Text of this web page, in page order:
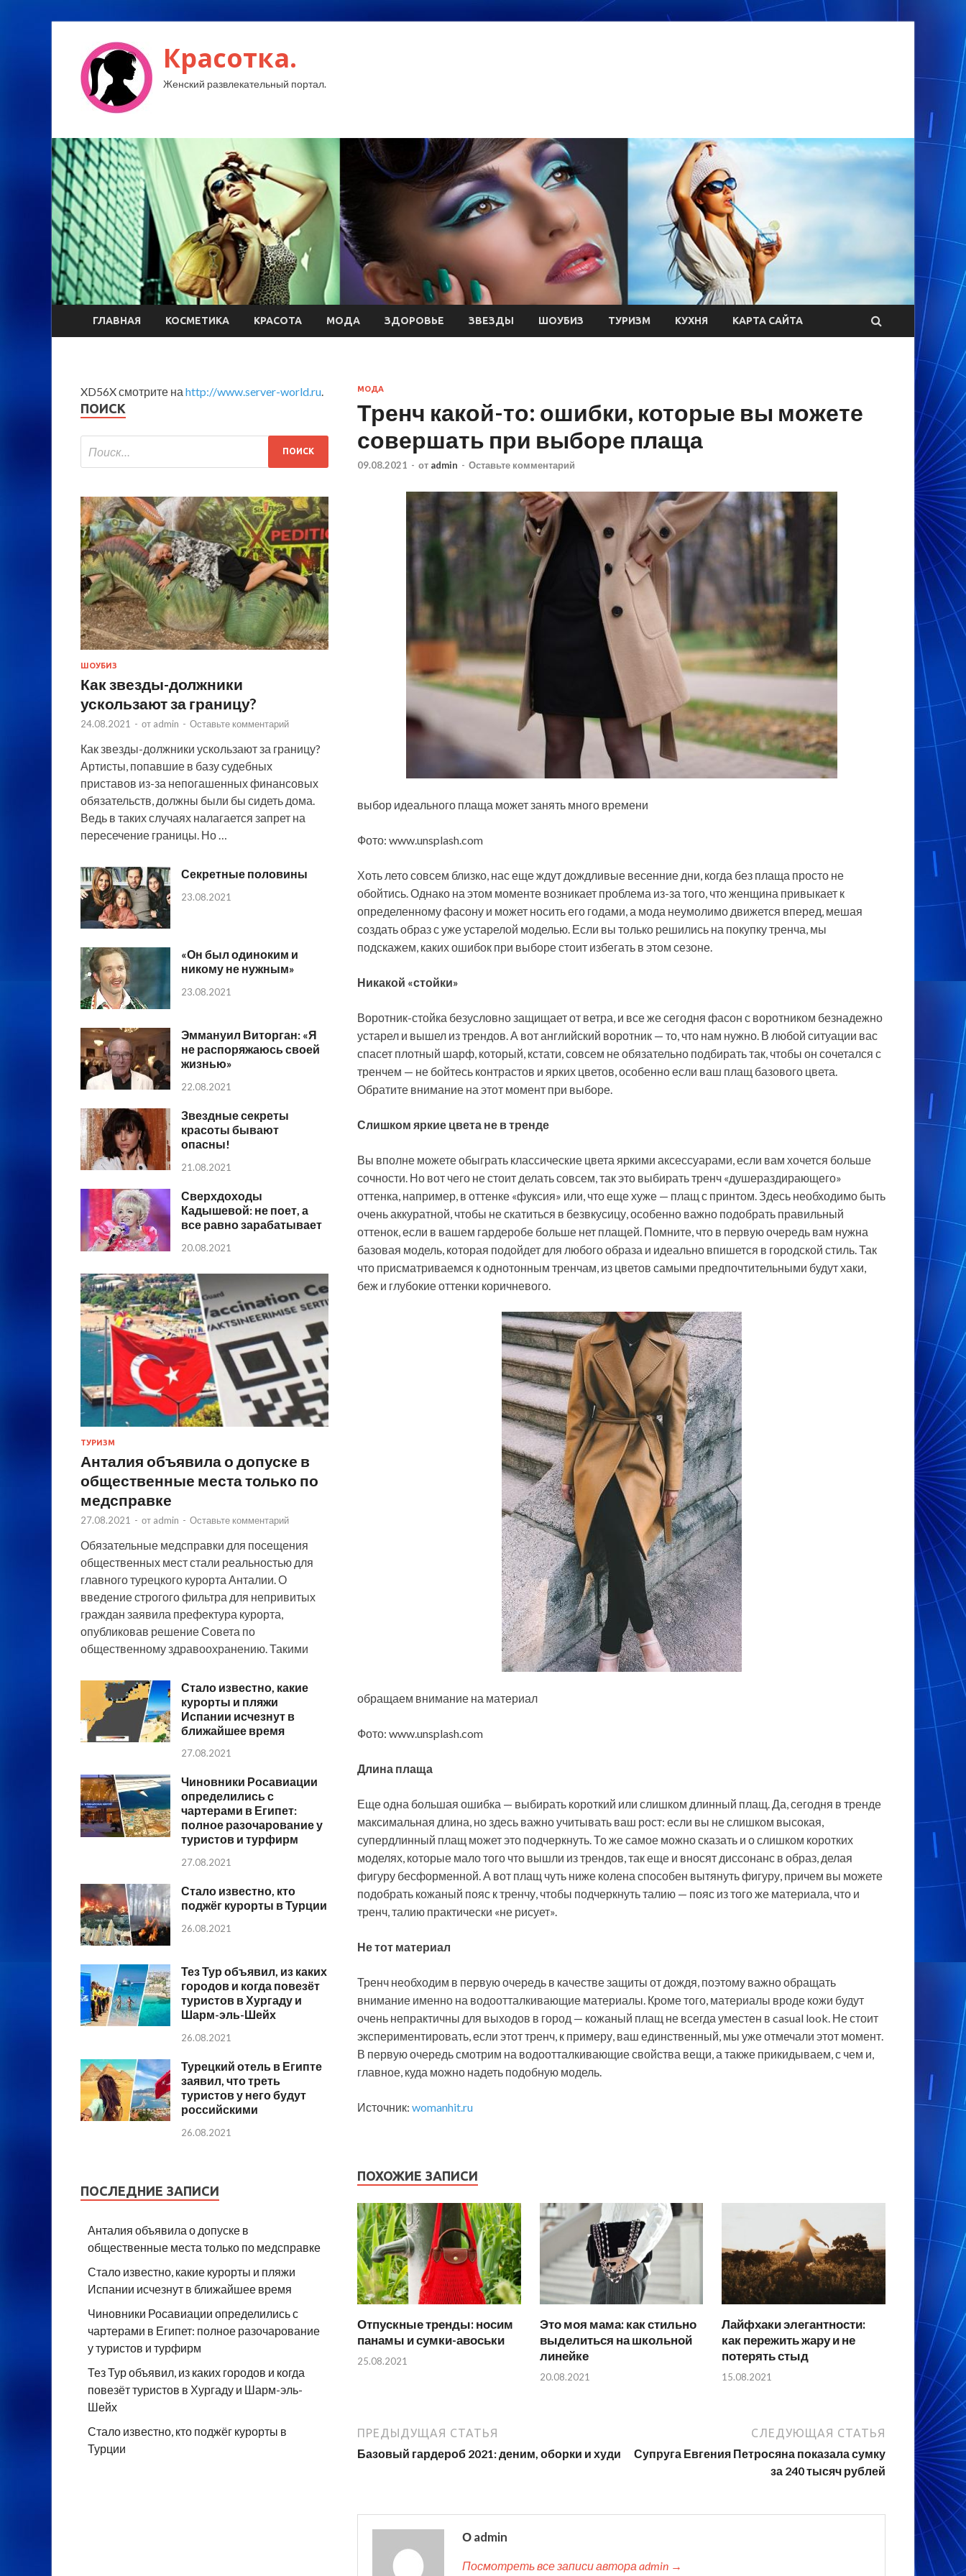
Красотка.
Женский развлекательный портал.
ГЛАВНАЯ КОСМЕТИКА КРАСОТА МОДА ЗДОРОВЬЕ ЗВЕЗДЫ ШОУБИЗ ТУРИЗМ КУХНЯ КАРТА САЙТА
МОДА
Тренч какой-то: ошибки, которые вы можете
совершать при выборе плаща
09.08.2021 - от admin - Оставьте комментарий
выбор идеального плаща может занять много времени
Фото: www.unsplash.com
Хоть лето совсем близко, нас еще ждут дождливые весенние дни, когда без плаща просто не
обойтись. Однако на этом моменте возникает проблема из-за того, что женщина привыкает к
определенному фасону и может носить его годами, а мода неумолимо движется вперед, мешая
создать образ с уже устарелой моделью. Если вы только решились на покупку тренча, мы
подскажем, каких ошибок при выборе стоит избегать в этом сезоне.
Никакой «стойки»
Воротник-стойка безусловно защищает от ветра, и все же сегодня фасон с воротником безнадежно
устарел и вышел из трендов. А вот английский воротник — то, что нам нужно. В любой ситуации вас
спасет плотный шарф, который, кстати, совсем не обязательно подбирать так, чтобы он сочетался с
тренчем — не бойтесь контрастов и ярких цветов, особенно если ваш плащ базового цвета.
Обратите внимание на этот момент при выборе.
Слишком яркие цвета не в тренде
Вы вполне можете обыграть классические цвета яркими аксессуарами, если вам хочется больше
сочности. Но вот чего не стоит делать совсем, так это выбирать тренч «душераздирающего»
оттенка, например, в оттенке «фуксия» или, что еще хуже — плащ с принтом. Здесь необходимо быть
очень аккуратной, чтобы не скатиться в безвкусицу, особенно важно подобрать правильный
оттенок, если в вашем гардеробе больше нет плащей. Помните, что в первую очередь вам нужна
базовая модель, которая подойдет для любого образа и идеально впишется в городской стиль. Так
что присматриваемся к однотонным тренчам, из цветов самыми предпочтительными будут хаки,
беж и глубокие оттенки коричневого.
обращаем внимание на материал
Фото: www.unsplash.com
Длина плаща
Еще одна большая ошибка — выбирать короткий или слишком длинный плащ. Да, сегодня в тренде
максимальная длина, но здесь важно учитывать ваш рост: если вы не слишком высокая,
супердлинный плащ может это подчеркнуть. То же самое можно сказать и о слишком коротких
моделях, которые мало того что вышли из трендов, так еще и вносят диссонанс в образ, делая
фигуру бесформенной. А вот плащ чуть ниже колена способен вытянуть фигуру, причем вы можете
подобрать кожаный пояс к тренчу, чтобы подчеркнуть талию — пояс из того же материала, что и
тренч, талию практически «не рисует».
Не тот материал
Тренч необходим в первую очередь в качестве защиты от дождя, поэтому важно обращать
внимание именно на водоотталкивающие материалы. Кроме того, материалы вроде кожи будут
очень непрактичны для выходов в город — кожаный плащ не всегда уместен в casual look. Не стоит
экспериментировать, если этот тренч, к примеру, ваш единственный, мы уже отмечали этот момент.
В первую очередь смотрим на водоотталкивающие свойства вещи, а также прикидываем, с чем и,
главное, куда можно надеть подобную модель.
Источник: womanhit.ru
ПОХОЖИЕ ЗАПИСИ
Отпускные тренды: носим
панамы и сумки-авоськи
25.08.2021
Это моя мама: как стильно
выделиться на школьной
линейке
20.08.2021
Лайфхаки элегантности:
как пережить жару и не
потерять стыд
15.08.2021
ПРЕДЫДУЩАЯ СТАТЬЯ
Базовый гардероб 2021: деним, оборки и худи
СЛЕДУЮЩАЯ СТАТЬЯ
Супруга Евгения Петросяна показала сумку
за 240 тысяч рублей
О admin
Посмотреть все записи автора admin →
XD56X смотрите на http://www.server-world.ru.
ПОИСК
ШОУБИЗ
Как звезды-должники
ускользают за границу?
24.08.2021 - от admin - Оставьте комментарий
Как звезды-должники ускользают за границу?
Артисты, попавшие в базу судебных
приставов из-за непогашенных финансовых
обязательств, должны были бы сидеть дома.
Ведь в таких случаях налагается запрет на
пересечение границы. Но …
Секретные половины
23.08.2021
«Он был одиноким и
никому не нужным»
23.08.2021
Эммануил Виторган: «Я
не распоряжаюсь своей
жизнью»
22.08.2021
Звездные секреты
красоты бывают
опасны!
21.08.2021
Сверхдоходы
Кадышевой: не поет, а
все равно зарабатывает
20.08.2021
ТУРИЗМ
Анталия объявила о допуске в
общественные места только по
медсправке
27.08.2021 - от admin - Оставьте комментарий
Обязательные медсправки для посещения
общественных мест стали реальностью для
главного турецкого курорта Анталии. О
введение строгого фильтра для непривитых
граждан заявила префектура курорта,
опубликовав решение Совета по
общественному здравоохранению. Такими
Стало известно, какие
курорты и пляжи
Испании исчезнут в
ближайшее время
27.08.2021
Чиновники Росавиации
определились с
чартерами в Египет:
полное разочарование у
туристов и турфирм
27.08.2021
Стало известно, кто
поджёг курорты в Турции
26.08.2021
Тез Тур объявил, из каких
городов и когда повезёт
туристов в Хургаду и
Шарм-эль-Шейх
26.08.2021
Турецкий отель в Египте
заявил, что треть
туристов у него будут
российскими
26.08.2021
ПОСЛЕДНИЕ ЗАПИСИ
Анталия объявила о допуске в
общественные места только по медсправке
Стало известно, какие курорты и пляжи
Испании исчезнут в ближайшее время
Чиновники Росавиации определились с
чартерами в Египет: полное разочарование
у туристов и турфирм
Тез Тур объявил, из каких городов и когда
повезёт туристов в Хургаду и Шарм-эль-
Шейх
Стало известно, кто поджёг курорты в
Турции